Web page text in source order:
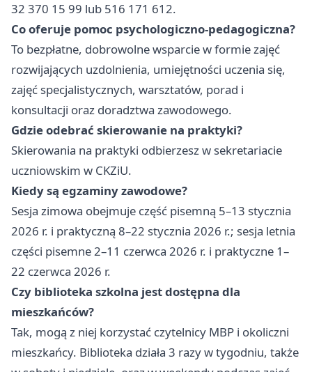
32 370 15 99 lub 516 171 612.
Co oferuje pomoc psychologiczno-pedagogiczna?
To bezpłatne, dobrowolne wsparcie w formie zajęć
rozwijających uzdolnienia, umiejętności uczenia się,
zajęć specjalistycznych, warsztatów, porad i
konsultacji oraz doradztwa zawodowego.
Gdzie odebrać skierowanie na praktyki?
Skierowania na praktyki odbierzesz w sekretariacie
uczniowskim w CKZiU.
Kiedy są egzaminy zawodowe?
Sesja zimowa obejmuje część pisemną 5–13 stycznia
2026 r. i praktyczną 8–22 stycznia 2026 r.; sesja letnia
części pisemne 2–11 czerwca 2026 r. i praktyczne 1–
22 czerwca 2026 r.
Czy biblioteka szkolna jest dostępna dla
mieszkańców?
Tak, mogą z niej korzystać czytelnicy MBP i okoliczni
mieszkańcy. Biblioteka działa 3 razy w tygodniu, także